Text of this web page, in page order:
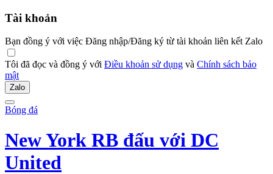
Tài khoản
Bạn đồng ý với việc Đăng nhập/Đăng ký từ tài khoản liên kết Zalo
Tôi đã đọc và đồng ý với Điều khoản sử dụng và Chính sách bảo
mật
Zalo
Bóng đá
New York RB đấu với DC
United